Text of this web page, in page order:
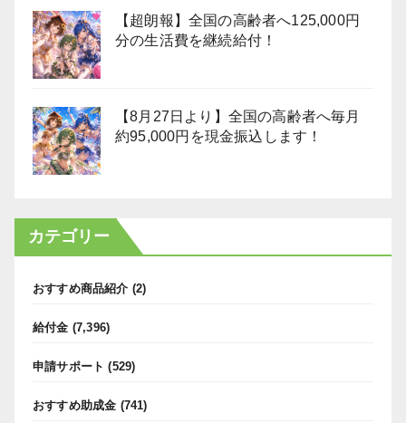
【超朗報】全国の高齢者へ125,000円
分の生活費を継続給付！
【8月27日より】全国の高齢者へ毎月
約95,000円を現金振込します！
カテゴリー
おすすめ商品紹介 (2)
給付金 (7,396)
申請サポート (529)
おすすめ助成金 (741)